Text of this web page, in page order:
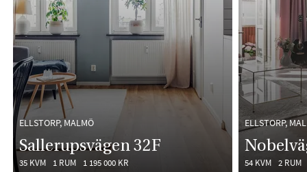
ELLSTORP, MALMÖ
Sallerupsvägen 32F
35 KVM 1 RUM 1 195 000 KR
ELLSTORP,
54 KVM 2 RUM